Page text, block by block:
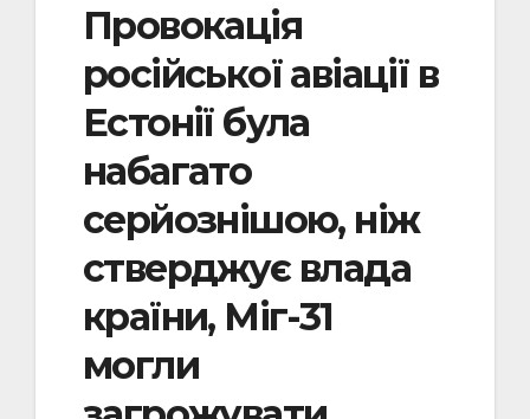
Провокація
російської авіації в
Естонії була
набагато
серйознішою, ніж
стверджує влада
країни, Міг-31
могли